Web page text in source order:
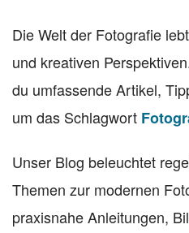
Die Welt der Fotografie
und kreativen
du umfassende Artikel,
um das Schlagwort
Unser Blog beleuchtet
Themen zur modernen
praxisnahe Anleitungen,